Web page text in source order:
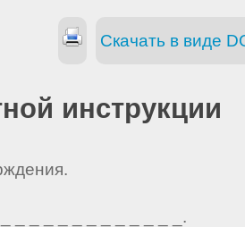
Скачать в виде
инструкции
_ _ _ _ _ _ _ _ _ _ _ _.